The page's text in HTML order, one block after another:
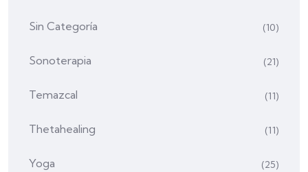
Sin Categoría (10)
Sonoterapia (21)
Temazcal (11)
Thetahealing (11)
Yoga (25)